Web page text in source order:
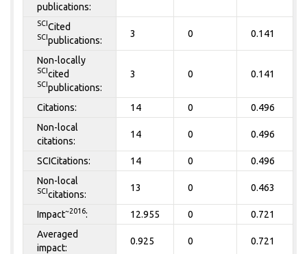
publications:
SCI Cited
SCI publications:
3 0 0.141
Non-locally
SCI cited
SCI publications:
3 0 0.141
Citations: 14 0 0.496
Non-local
citations:
14 0 0.496
SCICitations: 14 0 0.496
Non-local
SCI citations:
13 0 0.463
Impact~2016: 12.955 0 0.721
Averaged
impact:
0.925 0 0.721